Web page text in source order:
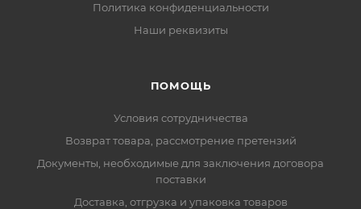
Политика конфиденциальности
Наши реквизиты
ПОМОЩЬ
Условия сотрудничества
Возврат товара, рассмотрение претензий
Документы, необходимые для заключения договора
поставки
Доставка, отгрузка и упаковка товаров